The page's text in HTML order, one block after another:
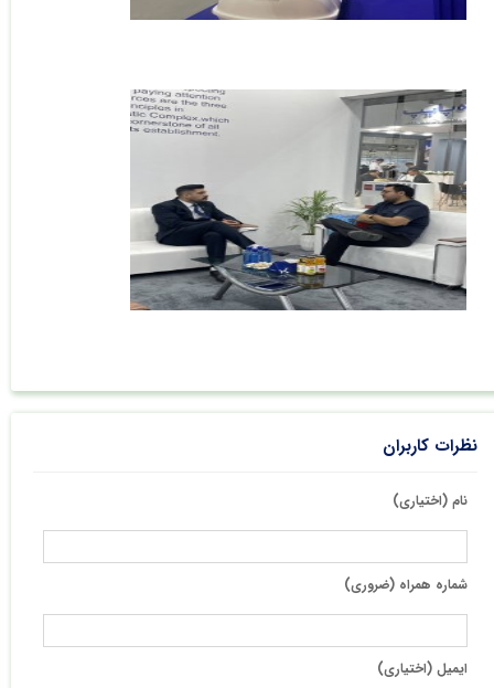
نظرات کاربران
نام (اختیاری)
شماره همراه (ضروری)
ایمیل (اختیاری)